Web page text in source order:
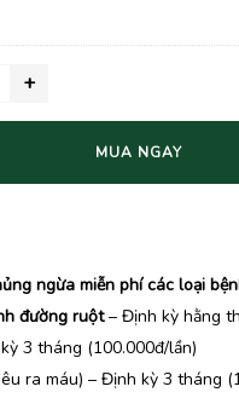
MUA NGAY
ngừa miễn phí các loại
đường ruột– Định kỳ hằng
3 tháng (100.000đ/lần)
ra máu) – Định kỳ 3 tháng